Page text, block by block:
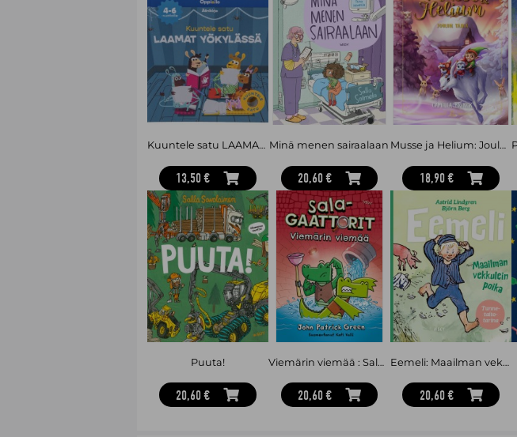
Kuuntele satu LAAMAT YÖKYLÄSSÄ -äänikirja 4-6 v
13,50 €
Minä menen sairaalaan
20,60 €
Musse ja Helium: Joulun taika
18,90 €
Puuta!
20,60 €
Viemärin viemää : Salagaattorit 2
20,60 €
Eemeli: Maailman vekkulein poika
20,60 €